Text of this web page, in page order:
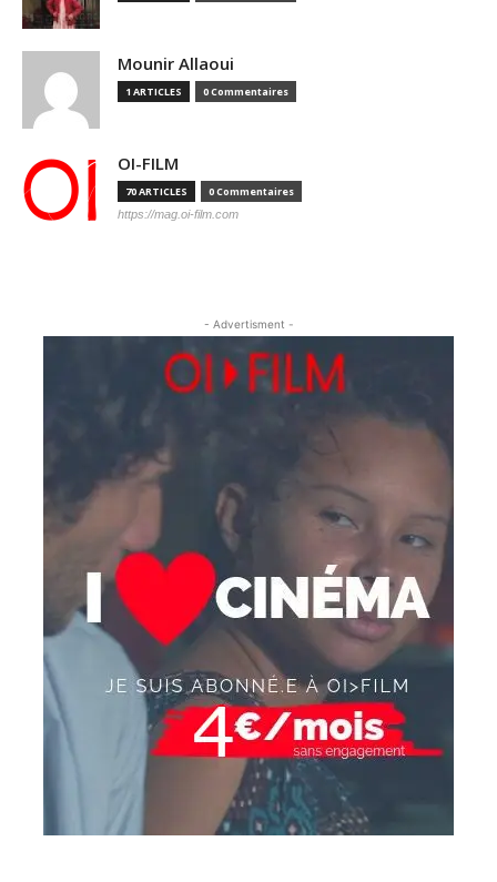
Mounir Allaoui
1 ARTICLES 0 Commentaires
OI-FILM
70 ARTICLES 0 Commentaires
https://mag.oi-film.com
- Advertisment -